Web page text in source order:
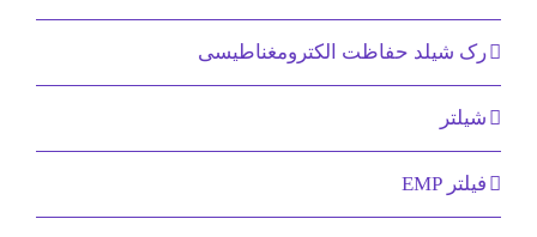
رک شیلد حفاظت الکترومغناطیسی
شیلتر
فیلتر EMP